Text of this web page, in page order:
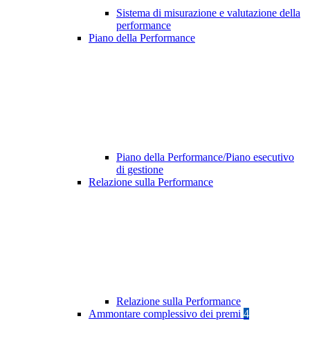
Sistema di misurazione e valutazione della
performance
Piano della Performance
Piano della Performance/Piano esecutivo
di gestione
Relazione sulla Performance
Relazione sulla Performance
Ammontare complessivo dei premi 4